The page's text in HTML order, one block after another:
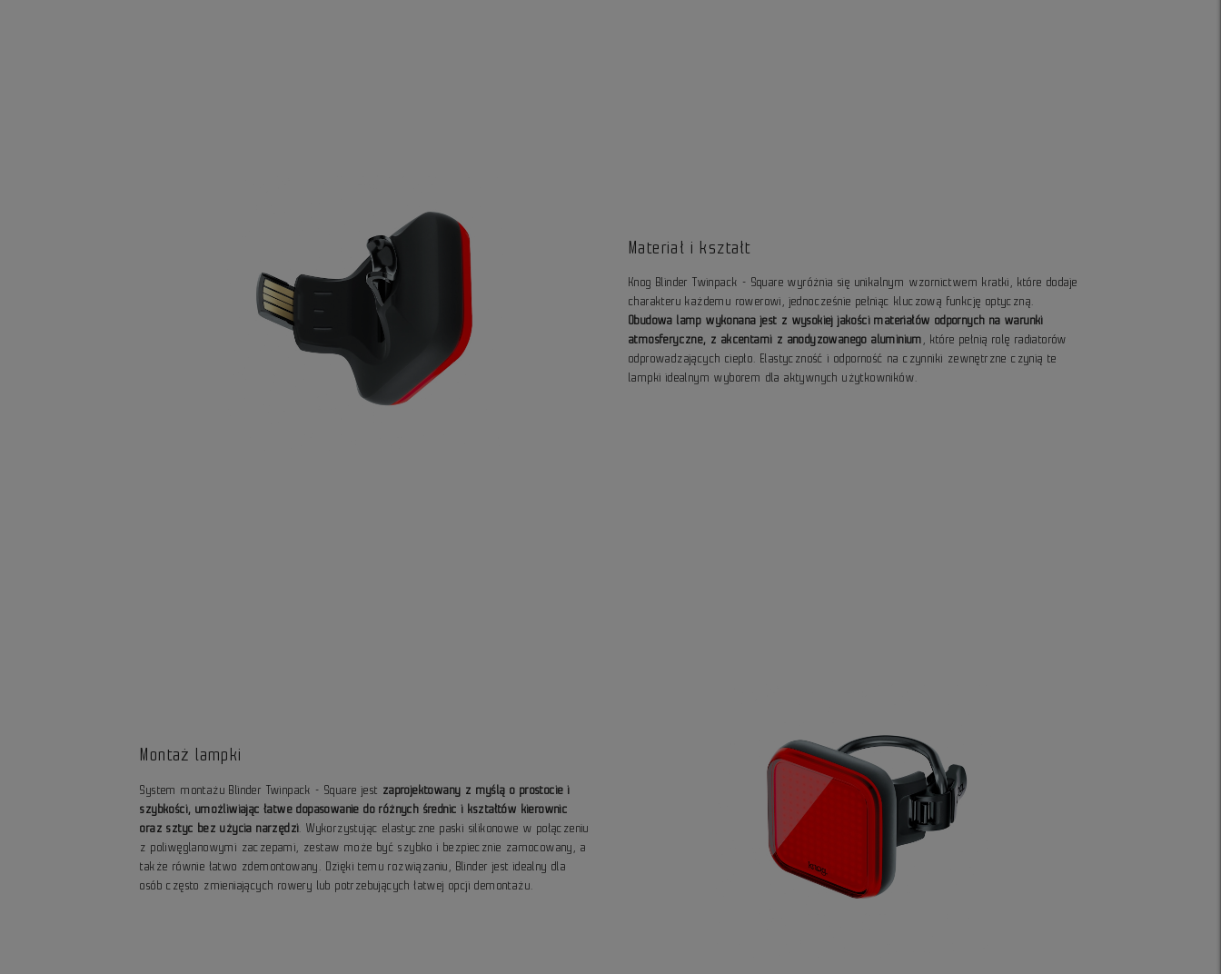
Materiał i kształt
Knog Blinder Twinpack - Square wyróżnia się unikalnym wzornictwem kratki, które dodaje
charakteru każdemu rowerowi, jednocześnie pełniąc kluczową funkcję optyczną.
Obudowa lamp wykonana jest z wysokiej jakości materiałów odpornych na warunki
atmosferyczne, z akcentami z anodyzowanego aluminium , które pełnią rolę radiatorów
odprowadzających ciepło. Elastyczność i odporność na czynniki zewnętrzne czynią te
lampki idealnym wyborem dla aktywnych użytkowników.
Montaż lampki
System montażu Blinder Twinpack - Square jest zaprojektowany z myślą o prostocie i
szybkości, umożliwiając łatwe dopasowanie do różnych średnic i kształtów kierownic
oraz sztyc bez użycia narzędzi . Wykorzystując elastyczne paski silikonowe w połączeniu
z poliwęglanowymi zaczepami, zestaw może być szybko i bezpiecznie zamocowany, a
także równie łatwo zdemontowany. Dzięki temu rozwiązaniu, Blinder jest idealny dla
osób często zmieniających rowery lub potrzebujących łatwej opcji demontażu.